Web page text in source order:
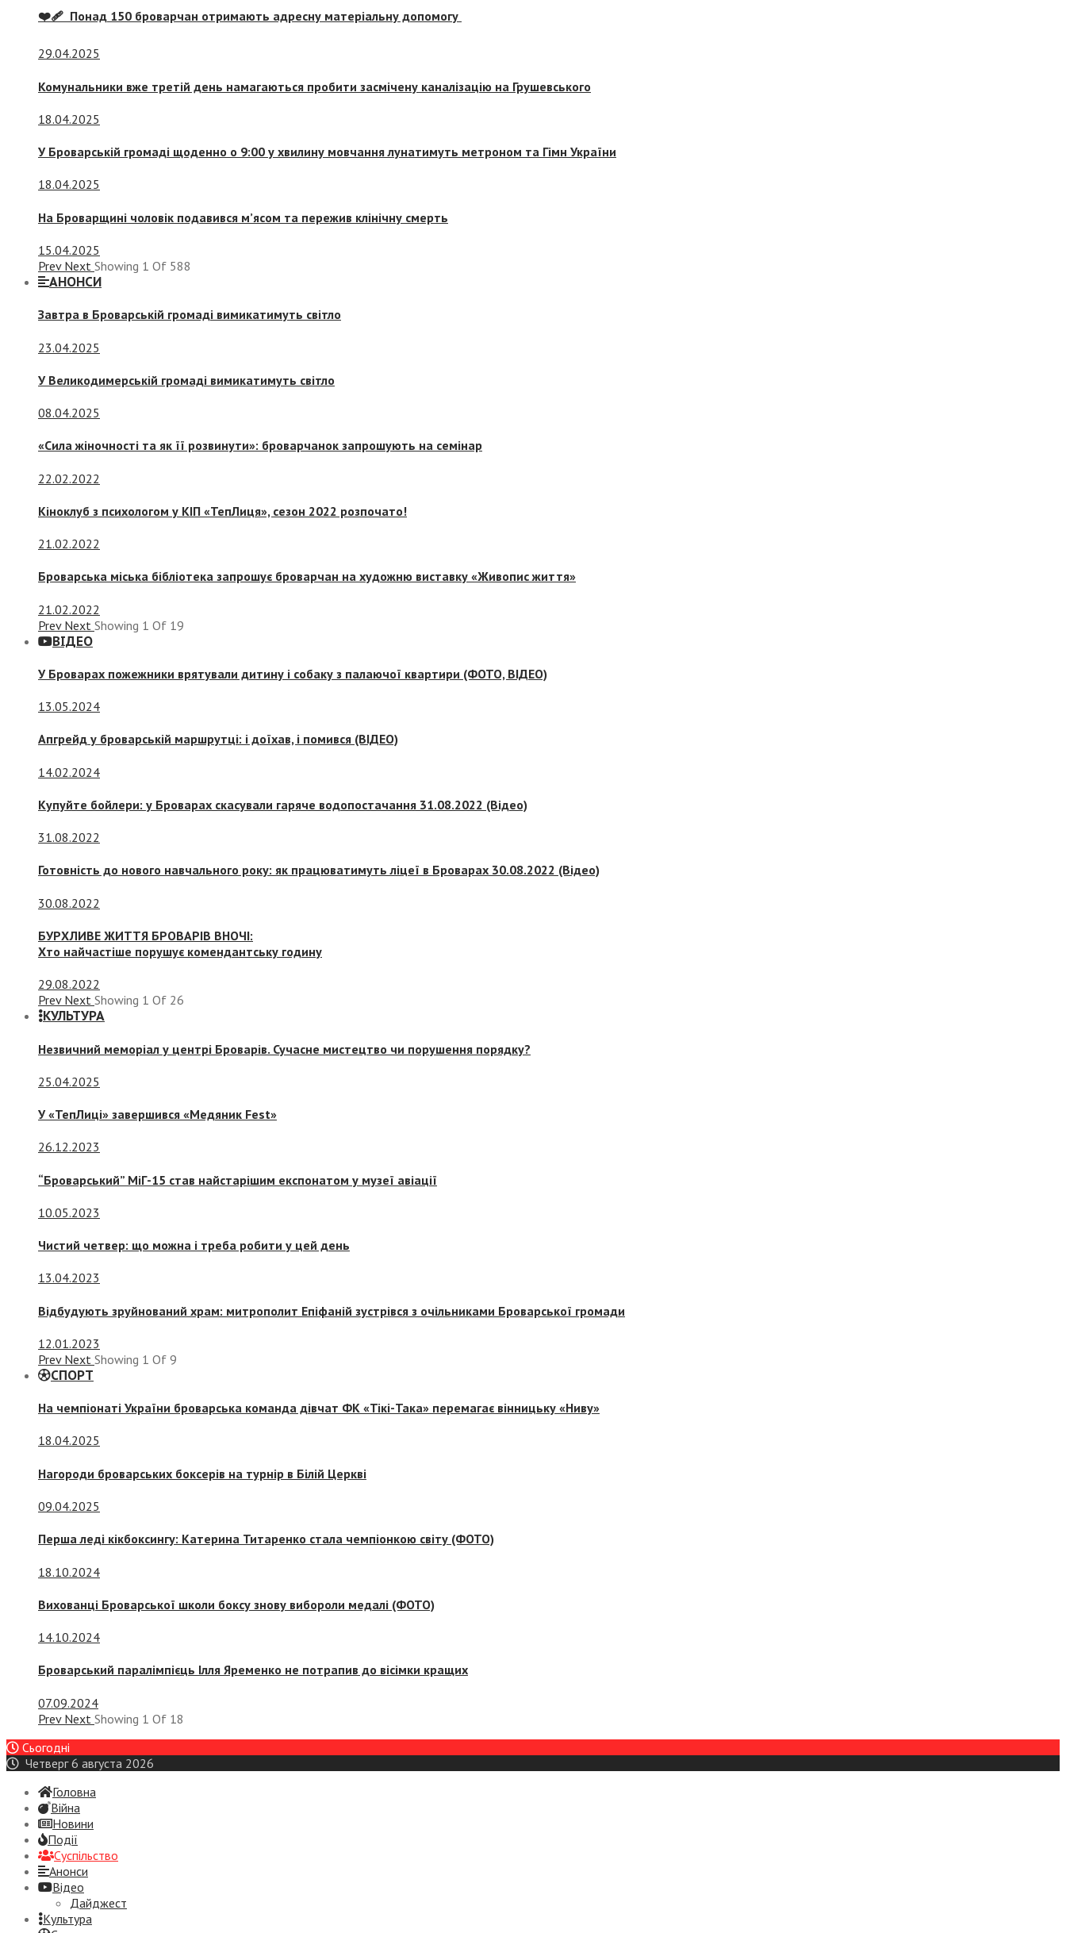
❤️‍🩹 Понад 150 броварчан отримають адресну матеріальну допомогу
29.04.2025
Комунальники вже третій день намагаються пробити засмічену каналізацію на Грушевського
18.04.2025
У Броварській громаді щоденно о 9:00 у хвилину мовчання лунатимуть метроном та Гімн України
18.04.2025
На Броварщині чоловік подавився м’ясом та пережив клінічну смерть
15.04.2025
Prev Next Showing 1 Of 588
АНОНСИ
Завтра в Броварській громаді вимикатимуть світло
23.04.2025
У Великодимерській громаді вимикатимуть світло
08.04.2025
«Сила жіночності та як її розвинути»: броварчанок запрошують на семінар
22.02.2022
Кіноклуб з психологом у КІП «ТепЛиця», сезон 2022 розпочато!
21.02.2022
Броварська міська бібліотека запрошує броварчан на художню виставку «Живопис життя»
21.02.2022
Prev Next Showing 1 Of 19
ВІДЕО
У Броварах пожежники врятували дитину і собаку з палаючої квартири (ФОТО, ВІДЕО)
13.05.2024
Апгрейд у броварській маршрутці: і доїхав, і помився (ВІДЕО)
14.02.2024
Купуйте бойлери: у Броварах скасували гаряче водопостачання 31.08.2022 (Відео)
31.08.2022
Готовність до нового навчального року: як працюватимуть ліцеї в Броварах 30.08.2022 (Відео)
30.08.2022
БУРХЛИВЕ ЖИТТЯ БРОВАРІВ ВНОЧІ:
Хто найчастіше порушує комендантську годину
29.08.2022
Prev Next Showing 1 Of 26
КУЛЬТУРА
Незвичний меморіал у центрі Броварів. Сучасне мистецтво чи порушення порядку?
25.04.2025
У «ТепЛиці» завершився «Медяник Fest»
26.12.2023
“Броварський” МіГ-15 став найстарішим експонатом у музеї авіації
10.05.2023
Чистий четвер: що можна і треба робити у цей день
13.04.2023
Відбудують зруйнований храм: митрополит Епіфаній зустрівся з очільниками Броварської громади
12.01.2023
Prev Next Showing 1 Of 9
СПОРТ
На чемпіонаті України броварська команда дівчат ФК «Тікі-Така» перемагає вінницьку «Ниву»
18.04.2025
Нагороди броварських боксерів на турнір в Білій Церкві
09.04.2025
Перша леді кікбоксингу: Катерина Титаренко стала чемпіонкою світу (ФОТО)
18.10.2024
Вихованці Броварської школи боксу знову вибороли медалі (ФОТО)
14.10.2024
Броварський паралімпієць Ілля Яременко не потрапив до вісімки кращих
07.09.2024
Prev Next Showing 1 Of 18
Сьогодні
Четверг 6 августа 2026
Головна
Війна
Новини
Події
Суспiльство
Анонси
Відео
Дайджест
Культура